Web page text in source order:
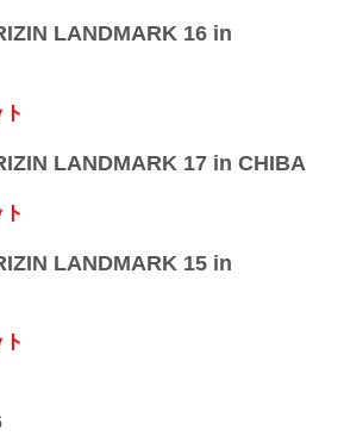
LANDMARK 16 in
LANDMARK 17 in CHIBA
LANDMARK 15 in